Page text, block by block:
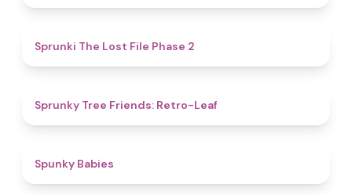
Sprunki The Lost File Phase 2
Sprunky Tree Friends: Retro-Leaf
Spunky Babies